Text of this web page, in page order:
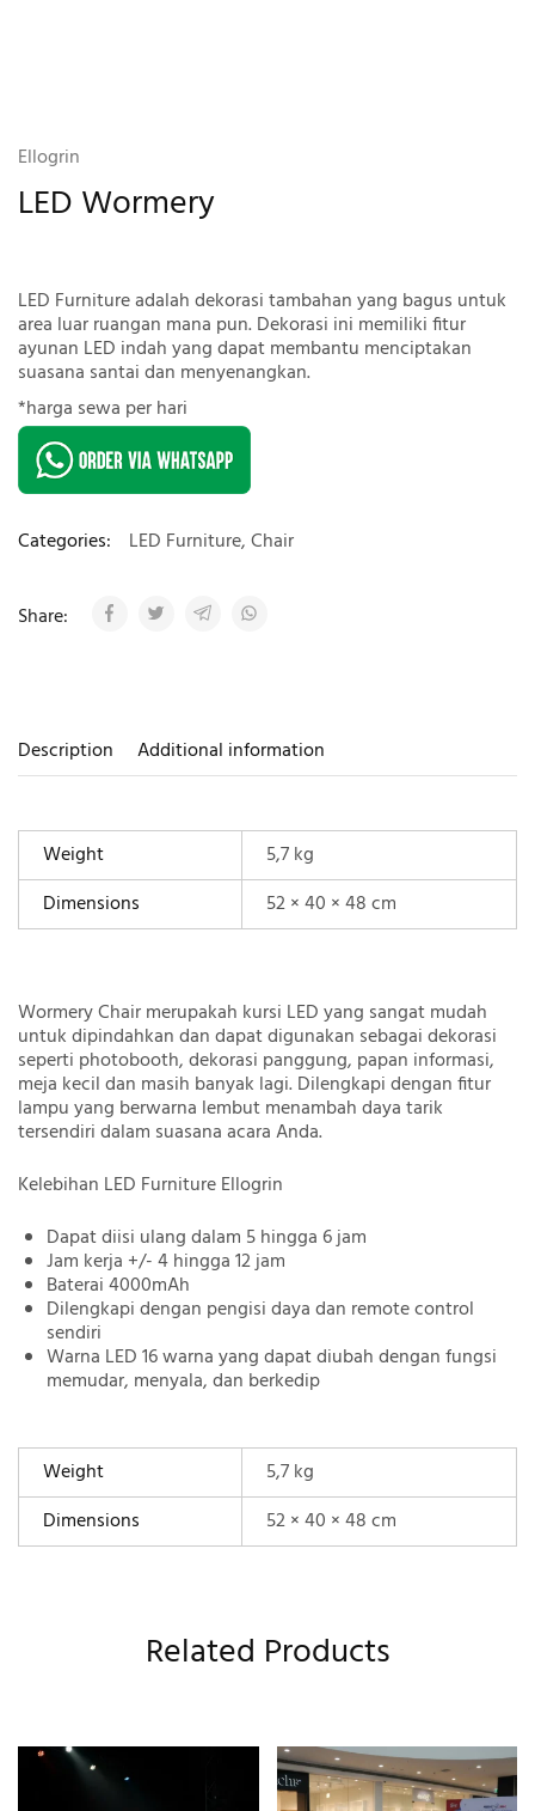
Ellogrin
LED Wormery
LED Furniture adalah dekorasi tambahan yang bagus untuk
area luar ruangan mana pun. Dekorasi ini memiliki fitur
ayunan LED indah yang dapat membantu menciptakan
suasana santai dan menyenangkan.
*harga sewa per hari
Categories: LED Furniture,Chair
Share:
Description Additional information
Weight
5,7 kg
Dimensions
52 × 40 × 48 cm
Wormery Chair merupakah kursi LED yang sangat mudah
untuk dipindahkan dan dapat digunakan sebagai dekorasi
seperti photobooth, dekorasi panggung, papan informasi,
meja kecil dan masih banyak lagi. Dilengkapi dengan fitur
lampu yang berwarna lembut menambah daya tarik
tersendiri dalam suasana acara Anda.
Kelebihan LED Furniture Ellogrin
Dapat diisi ulang dalam 5 hingga 6 jam
Jam kerja +/- 4 hingga 12 jam
Baterai 4000mAh
Dilengkapi dengan pengisi daya dan remote control
sendiri
Warna LED 16 warna yang dapat diubah dengan fungsi
memudar, menyala, dan berkedip
Weight
5,7 kg
Dimensions
52 × 40 × 48 cm
Related Products